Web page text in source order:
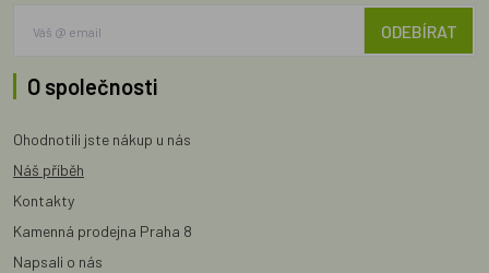
ODEBÍRAT
O společnosti
Ohodnotili jste nákup u nás
Náš příběh
Kontakty
Kamenná prodejna Praha 8
Napsali o nás